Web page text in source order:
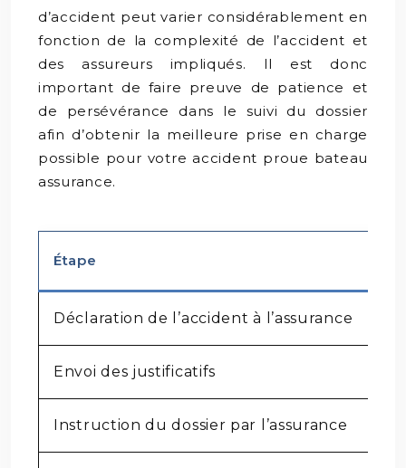
d’accident peut varier considérablement en
fonction de la complexité de l’accident et
des assureurs impliqués. Il est donc
important de faire preuve de patience et
de persévérance dans le suivi du dossier
afin d’obtenir la meilleure prise en charge
possible pour votre accident proue bateau
assurance.
Étape
Déclaration de l’accident à l’assurance
Envoi des justificatifs
Instruction du dossier par l’assurance